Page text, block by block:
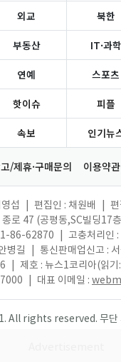
외교 북한
부동산 IT·과학
연예 스포츠
핫이슈 피플
속보 인기뉴
/제휴·구매문의 이용약
섭 편집인 : 채원배
로 47 (공평동,SC빌딩17
86-62870
고충처리인
병길
통신판매업신고 :
제호 : 뉴스1코리아(읽
대표 이메일 :
rights reserved. 무단